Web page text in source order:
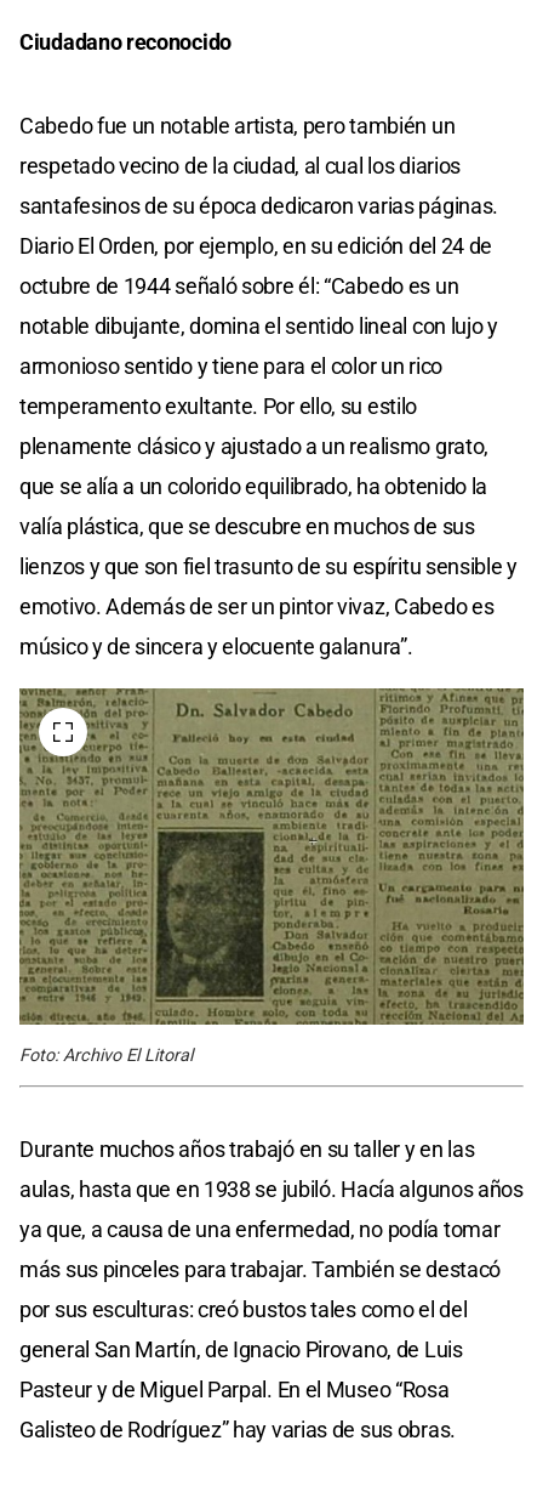
Ciudadano reconocido
Cabedo fue un notable artista, pero también un
respetado vecino de la ciudad, al cual los diarios
santafesinos de su época dedicaron varias páginas.
Diario El Orden, por ejemplo, en su edición del 24 de
octubre de 1944 señaló sobre él: “Cabedo es un
notable dibujante, domina el sentido lineal con lujo y
armonioso sentido y tiene para el color un rico
temperamento exultante. Por ello, su estilo
plenamente clásico y ajustado a un realismo grato,
que se alía a un colorido equilibrado, ha obtenido la
valía plástica, que se descubre en muchos de sus
lienzos y que son fiel trasunto de su espíritu sensible y
emotivo. Además de ser un pintor vivaz, Cabedo es
músico y de sincera y elocuente galanura”.
Foto: Archivo El Litoral
Durante muchos años trabajó en su taller y en las
aulas, hasta que en 1938 se jubiló. Hacía algunos años
ya que, a causa de una enfermedad, no podía tomar
más sus pinceles para trabajar. También se destacó
por sus esculturas: creó bustos tales como el del
general San Martín, de Ignacio Pirovano, de Luis
Pasteur y de Miguel Parpal. En el Museo “Rosa
Galisteo de Rodríguez” hay varias de sus obras.